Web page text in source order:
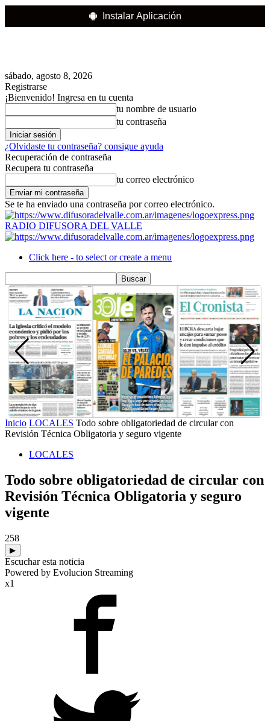
Instalar Aplicación
sábado, agosto 8, 2026
Registrarse
¡Bienvenido! Ingresa en tu cuenta
tu nombre de usuario
tu contraseña
¿Olvidaste tu contraseña? consigue ayuda
Recuperación de contraseña
Recupera tu contraseña
tu correo electrónico
Se te ha enviado una contraseña por correo electrónico.
RADIO DIFUSORA DEL VALLE
Click here - to select or create a menu
Inicio LOCALES Todo sobre obligatoriedad de circular con
Revisión Técnica Obligatoria y seguro vigente
LOCALES
Todo sobre obligatoriedad de circular con
Revisión Técnica Obligatoria y seguro
vigente
258
▶
Escuchar esta noticia
Powered by Evolucion Streaming
x1